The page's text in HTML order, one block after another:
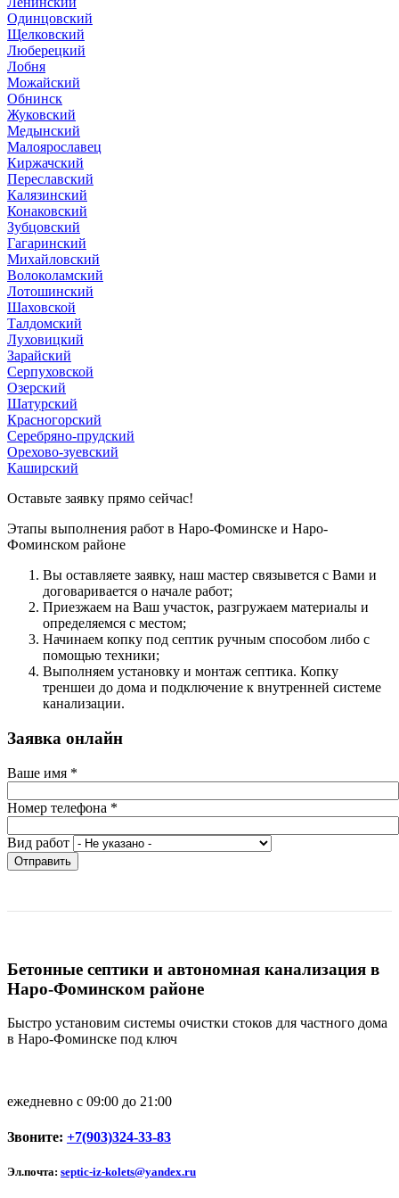
Одинцовский
Щелковский
Люберецкий
Лобня
Можайский
Обнинск
Жуковский
Медынский
Малоярославец
Киржачский
Переславский
Калязинский
Конаковский
Зубцовский
Гагаринский
Михайловский
Волоколамский
Лотошинский
Шаховской
Талдомский
Луховицкий
Зарайский
Серпуховской
Озерский
Шатурский
Красногорский
Серебряно-прудский
Орехово-зуевский
Каширский
Оставьте заявку прямо сейчас!
Этапы выполнения работ в Наро-Фоминске и Наро-
Фоминском районе
Вы оcтавляете заявку, наш мастер связывется с Вами и
договаривается о начале работ;
Приезжаем на Ваш участок, разгружаем материалы и
определяемся с местом;
Начинаем копку под септик ручным способом либо с
помощью техники;
Выполняем установку и монтаж септика. Копку
треншеи до дома и подключение к внутренней системе
канализации.
Заявка онлайн
Ваше имя *
Номер телефона *
Вид работ
Отправить
Бетонные септики и автономная канализация в
Наро-Фоминском районе
Быстро установим системы очистки стоков для частного дома
в Наро-Фоминске под ключ
ежедневно с 09:00 до 21:00
Звоните: +7(903)324-33-83
Эл.почта: septic-iz-kolets@yandex.ru